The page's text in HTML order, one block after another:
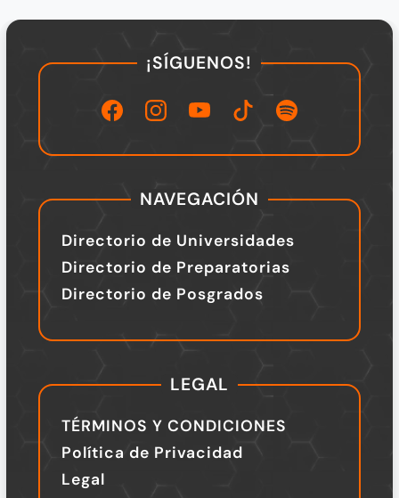
¡SÍGUENOS!
NAVEGACIÓN
Directorio de Universidades
Directorio de Preparatorias
Directorio de Posgrados
LEGAL
TÉRMINOS Y CONDICIONES
Política de Privacidad
Legal